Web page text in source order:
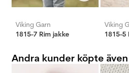
Viking Garn
1815-7 Rim jakke
Viking
1815-5
Andra kunder köpte